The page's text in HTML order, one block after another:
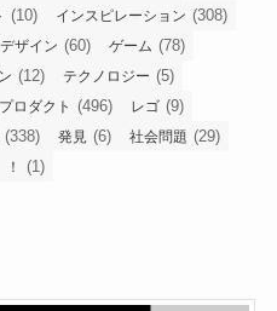
(10) インスピレーション (308)
ザイン (60) ゲーム (78)
(12) テクノロジー (5)
プロダクト (496) レゴ (9)
(338) 発見 (6) 社会問題 (29)
！ (1)